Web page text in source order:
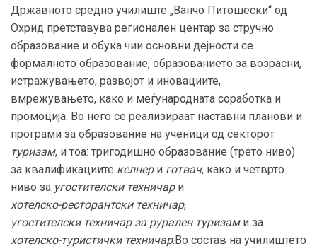
Државното средно училиште „Ванчо Питошески“ од
Охрид претставува регионален центар за стручно
образование и обука чии основни дејности се
формалното образование, образованието за возрасни,
истражувањето, развојот и иновациите,
вмрежувањето, како и меѓународната соработка и
промоција. Во него се реализираат наставни планови и
програми за образование на ученици од секторот
туризам, и тоа: тригодишно образование (трето ниво)
за квалификациите келнери готвач, како и четврто
ниво за угостителски техничари
хотелско-ресторантски техничар,
угостителски техничар за рурален туризами за
хотелско-туристички техничар.Во состав на училиштето